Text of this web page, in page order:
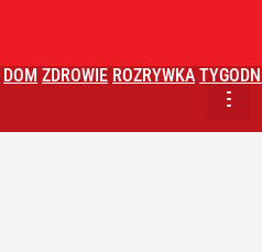
DOM ZDROWIE ROZRYWKA